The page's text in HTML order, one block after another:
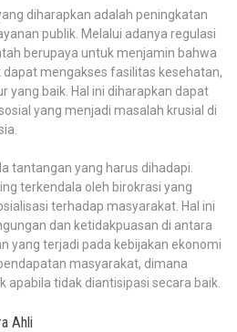
diharapkan adalah peningkatan
publik. Melalui adanya regulasi
berupaya untuk menjamin bahwa
mengakses fasilitas kesehatan,
yang baik. Hal ini diharapkan dapat
yang menjadi masalah krusial di
tantangan yang harus dihadapi.
terkendala oleh birokrasi yang
terhadap masyarakat. Hal ini
dan ketidakpuasan di antara
yang terjadi pada kebijakan ekonomi
masyarakat, dimana
apabila tidak diantisipasi secara baik.
Ahli